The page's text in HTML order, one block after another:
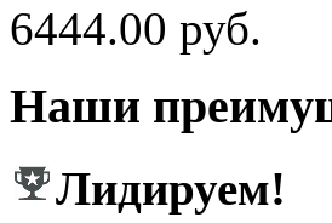
6444.00 руб.
Наши
Лидируем!